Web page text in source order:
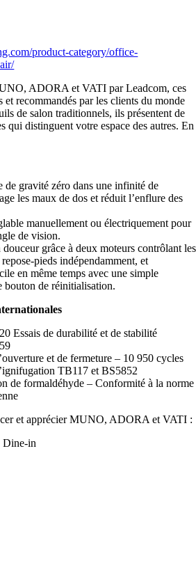
product-category/office-
ADORA et VATI par Leadcom, ces
et recommandés par les clients du monde
de salon traditionnels, ils présentent de
qui distinguent votre espace des autres. En
de gravité zéro dans une infinité de
les maux de dos et réduit l’enflure des
manuellement ou électriquement pour
de vision.
grâce à deux moteurs contrôlant les
repose-pieds indépendamment, et
en même temps avec une simple
bouton de réinitialisation.
Essais de durabilité et de stabilité
et de fermeture – 10 950 cycles
TB117 et BS5852
de formaldéhyde – Conformité à la norme
et apprécier MUNO, ADORA et VATI :
Dine-in